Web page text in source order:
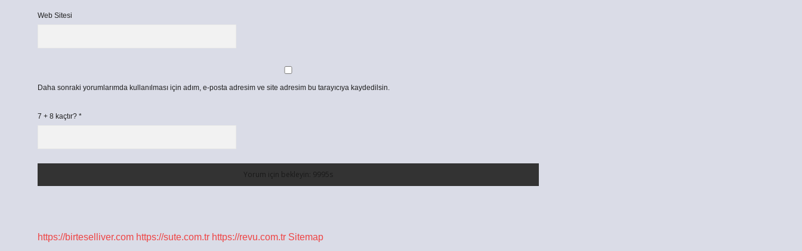
Web Sitesi
Daha sonraki yorumlarımda kullanılması için adım, e-posta adresim ve site adresim bu tarayıcıya kaydedilsin.
7 + 8 kaçtır? *
https://birteselliver.com https://sute.com.tr https://revu.com.tr Sitemap